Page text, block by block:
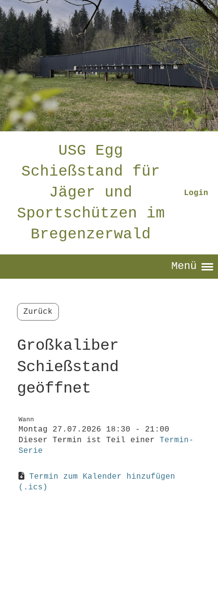
USG Egg
Schießstand für
Jäger und
Sportschützen im
Bregenzerwald
Login
Menü
Zurück
Großkaliber
Schießstand
geöffnet
Wann
Montag 27.07.2026 18:30 - 21:00
Dieser Termin ist Teil einer Termin-
Serie
Termin zum Kalender hinzufügen
(.ics)